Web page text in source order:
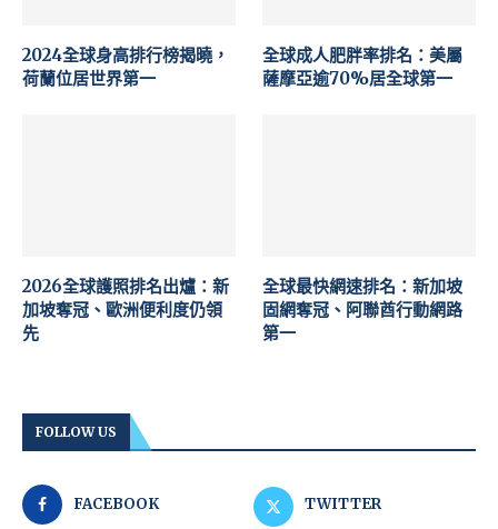
2024全球身高排行榜揭曉，
荷蘭位居世界第一
全球成人肥胖率排名：美屬
薩摩亞逾70%居全球第一
2026全球護照排名出爐：新
加坡奪冠、歐洲便利度仍領
先
全球最快網速排名：新加坡
固網奪冠、阿聯酋行動網路
第一
FOLLOW US
FACEBOOK TWITTER